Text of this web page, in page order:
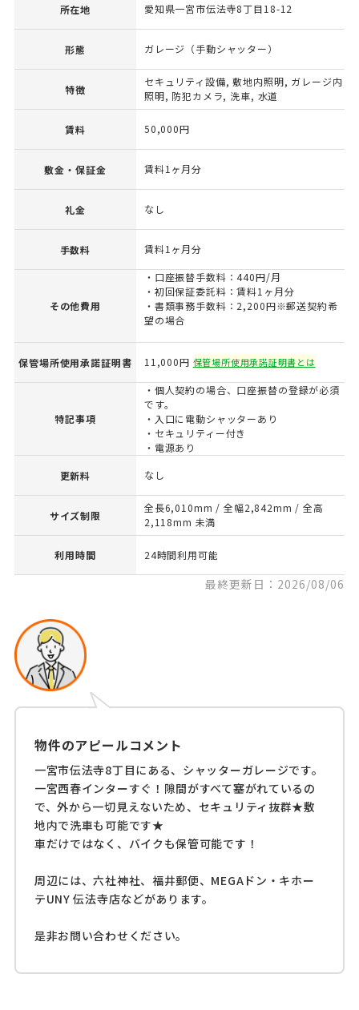
所在地 愛知県一宮市伝法寺8丁目18-12
形態 ガレージ（手動シャッター）
特徴
セキュリティ設備, 敷地内照明, ガレージ内
照明, 防犯カメラ, 洗車, 水道
賃料 50,000円
敷金・保証金 賃料1ヶ月分
礼金 なし
手数料 賃料1ヶ月分
その他費用
・口座振替手数料：440円/月
・初回保証委託料：賃料1ヶ月分
・書類事務手数料：2,200円※郵送契約希
望の場合
保管場所使用承諾証明書 11,000円 保管場所使用承諾証明書とは
特記事項
・個人契約の場合、口座振替の登録が必須
です。
・入口に電動シャッターあり
・セキュリティー付き
・電源あり
更新料 なし
サイズ制限
全長6,010mm / 全幅2,842mm / 全高
2,118mm 未満
利用時間 24時間利用可能
最終更新日：2026/08/06
物件のアピールコメント
一宮市伝法寺8丁目にある、シャッターガレージです。
一宮西春インターすぐ！隙間がすべて塞がれているの
で、外から一切見えないため、セキュリティ抜群★敷
地内で洗車も可能です★
車だけではなく、バイクも保管可能です！
周辺には、六社神社、福井郵便、MEGAドン・キホー
テUNY 伝法寺店などがあります。
是非お問い合わせください。